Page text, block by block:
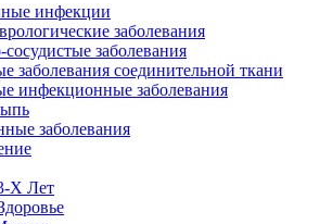
инфекции
заболевания
заболевания
заболевания соединительной ткани
инфекционные заболевания
заболевания
Х Лет